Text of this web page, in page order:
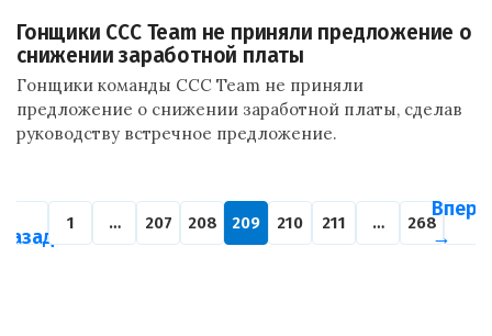
Гонщики CCC Team не приняли предложение о
снижении заработной платы
Гонщики команды CCC Team не приняли
предложение о снижении заработной платы, сделав
руководству встречное предложение.
1 … 207 208 209 210 211 … 268
→